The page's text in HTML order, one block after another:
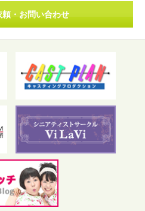
頼・お問い合わせ